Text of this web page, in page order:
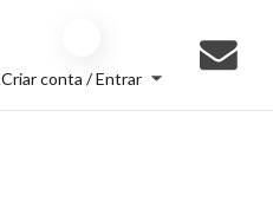
Criar conta / Entrar